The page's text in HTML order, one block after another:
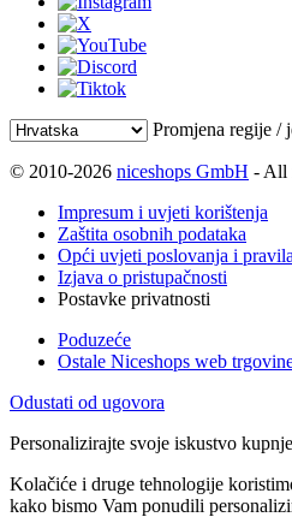
Promjena regije /
© 2010-2026 niceshops GmbH - All
Impresum i uvjeti korištenja
Zaštita osobnih podataka
Opći uvjeti poslovanja i
Izjava o pristupačnosti
Postavke privatnosti
Poduzeće
Ostale Niceshops web
Odustati od ugovora
Personalizirajte svoje iskustvo kupnje
Kolačiće i druge tehnologije
kako bismo Vam ponudili